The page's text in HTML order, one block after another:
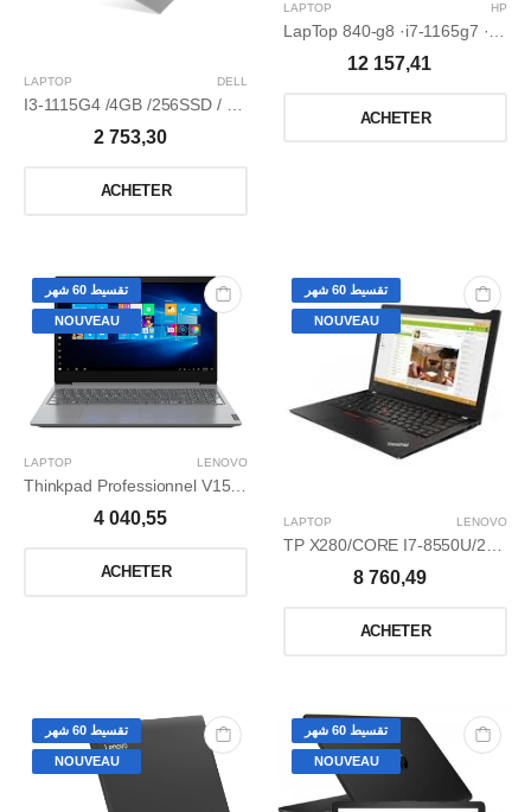
LAPTOP DELL
2 753,30
ACHETER
LAPTOP HP
LapTop 840-g8 ·i7-1165g7 ·8Go ·256 Go ssd pcie nvme ·ecran tactile 14" FuLL HD ·win 10 professionnel
12 157,41
ACHETER
تقسيط 60 شهر
NOUVEAU
LAPTOP LENOVO
4 040,55
ACHETER
تقسيط 60 شهر
NOUVEAU
LAPTOP LENOVO
8 760,49
ACHETER
تقسيط 60 شهر
NOUVEAU
تقسيط 60 شهر
NOUVEAU